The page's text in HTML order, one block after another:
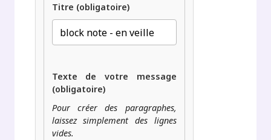
Titre (obligatoire)
Texte de votre message
(obligatoire)
Pour créer des paragraphes,
laissez simplement des lignes
vides.